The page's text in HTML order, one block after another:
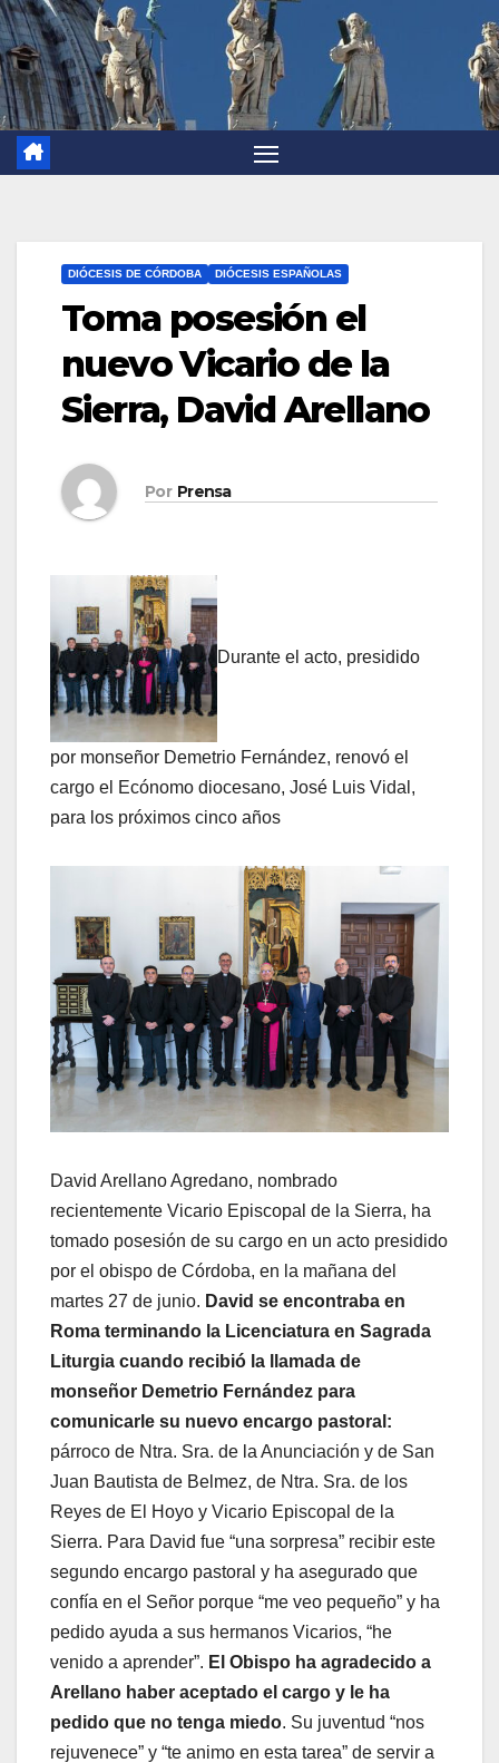
DIÓCESIS DE CÓRDOBA DIÓCESIS ESPAÑOLAS
Toma posesión el
nuevo Vicario de la
Sierra, David Arellano
Por Prensa
Durante el acto, presidido
por monseñor Demetrio Fernández, renovó el
cargo el Ecónomo diocesano, José Luis Vidal,
para los próximos cinco años
David Arellano Agredano, nombrado
recientemente Vicario Episcopal de la Sierra, ha
tomado posesión de su cargo en un acto presidido
por el obispo de Córdoba, en la mañana del
martes 27 de junio. David se encontraba en
Roma terminando la Licenciatura en Sagrada
Liturgia cuando recibió la llamada de
monseñor Demetrio Fernández para
comunicarle su nuevo encargo pastoral:
párroco de Ntra. Sra. de la Anunciación y de San
Juan Bautista de Belmez, de Ntra. Sra. de los
Reyes de El Hoyo y Vicario Episcopal de la
Sierra. Para David fue “una sorpresa” recibir este
segundo encargo pastoral y ha asegurado que
confía en el Señor porque “me veo pequeño” y ha
pedido ayuda a sus hermanos Vicarios, “he
venido a aprender”. El Obispo ha agradecido a
Arellano haber aceptado el cargo y le ha
pedido que no tenga miedo. Su juventud “nos
rejuvenece” y “te animo en esta tarea” de servir a